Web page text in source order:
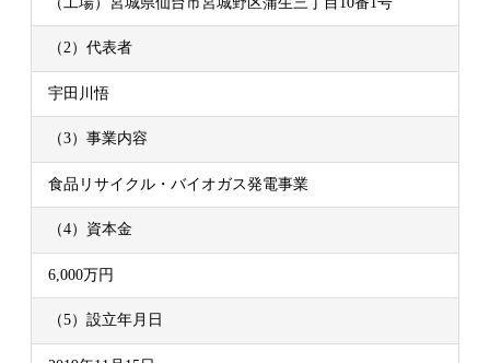
（2）代表者
宇田川悟
（3）事業内容
食品リサイクル・バイオガス発電事業
（4）資本金
6,000万円
（5）設立年月日